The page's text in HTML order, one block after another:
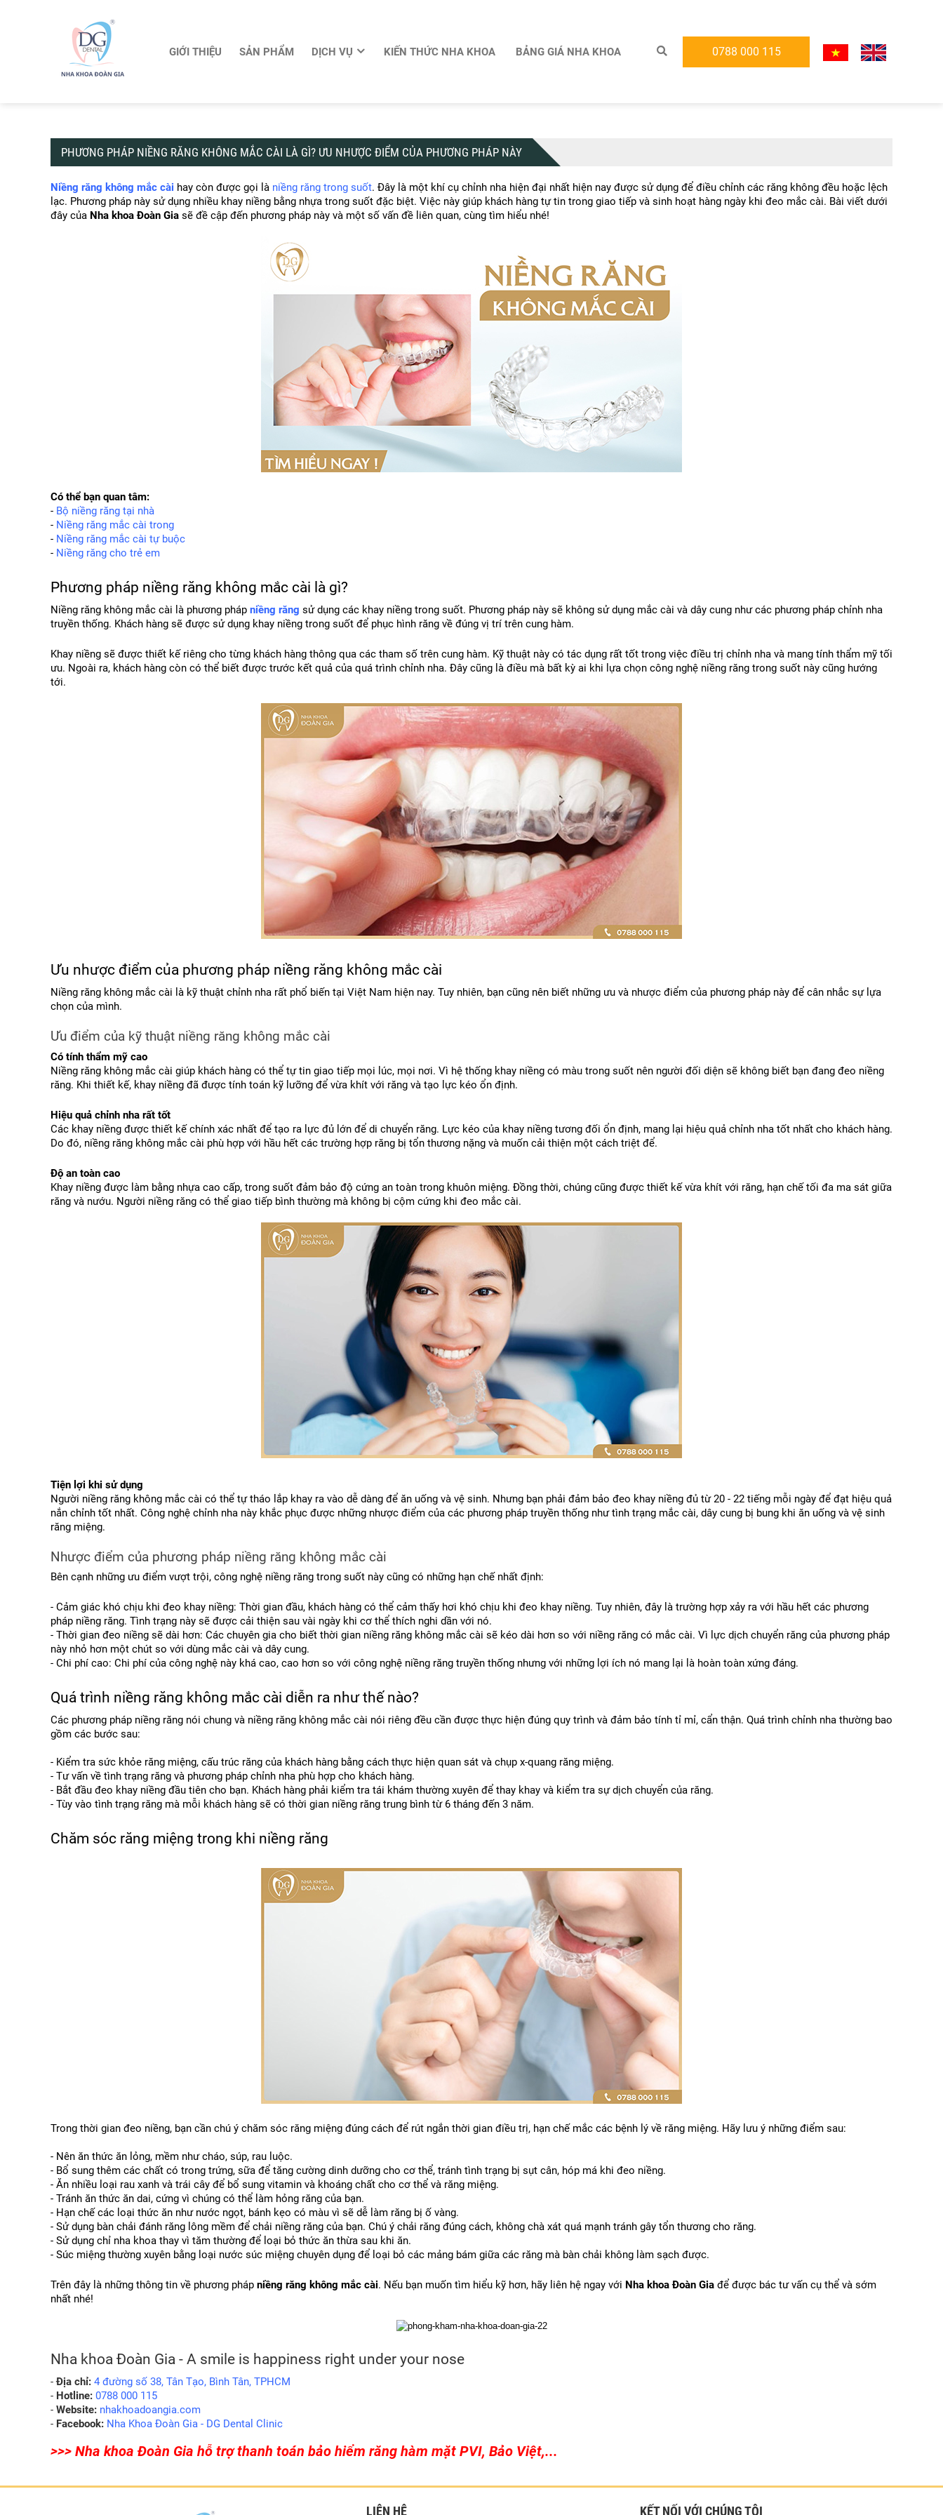
GIỚI THIỆU SẢN PHẨM DỊCH VỤ KIẾN THỨC NHA KHOA BẢNG GIÁ NHA KHOA 0788 000 115
PHƯƠNG PHÁP NIỀNG RĂNG KHÔNG MẮC CÀI LÀ GÌ? ƯU NHƯỢC ĐIỂM CỦA PHƯƠNG PHÁP NÀY
Niềng răng không mắc cài hay còn được gọi là niềng răng trong suốt. Đây là một khí cụ chỉnh nha hiện đại nhất hiện nay được sử dụng để điều chỉnh các răng không đều hoặc lệch
lạc. Phương pháp này sử dụng nhiều khay niềng bằng nhựa trong suốt đặc biệt. Việc này giúp khách hàng tự tin trong giao tiếp và sinh hoạt hàng ngày khi đeo mắc cài. Bài viết dưới
đây của Nha khoa Đoàn Gia sẽ đề cập đến phương pháp này và một số vấn đề liên quan, cùng tìm hiểu nhé!
Có thể bạn quan tâm:
- Bộ niềng răng tại nhà
- Niềng răng mắc cài trong
- Niềng răng mắc cài tự buộc
- Niềng răng cho trẻ em
Phương pháp niềng răng không mắc cài là gì?
Niềng răng không mắc cài là phương pháp niềng răng sử dụng các khay niềng trong suốt. Phương pháp này sẽ không sử dụng mắc cài và dây cung như các phương pháp chỉnh nha
truyền thống. Khách hàng sẽ được sử dụng khay niềng trong suốt để phục hình răng về đúng vị trí trên cung hàm.
Khay niềng sẽ được thiết kế riêng cho từng khách hàng thông qua các tham số trên cung hàm. Kỹ thuật này có tác dụng rất tốt trong việc điều trị chỉnh nha và mang tính thẩm mỹ tối
ưu. Ngoài ra, khách hàng còn có thể biết được trước kết quả của quá trình chỉnh nha. Đây cũng là điều mà bất kỳ ai khi lựa chọn công nghệ niềng răng trong suốt này cũng hướng
tới.
Ưu nhược điểm của phương pháp niềng răng không mắc cài
Niềng răng không mắc cài là kỹ thuật chỉnh nha rất phổ biến tại Việt Nam hiện nay. Tuy nhiên, bạn cũng nên biết những ưu và nhược điểm của phương pháp này để cân nhắc sự lựa
chọn của mình.
Ưu điểm của kỹ thuật niềng răng không mắc cài
Có tính thẩm mỹ cao
Niềng răng không mắc cài giúp khách hàng có thể tự tin giao tiếp mọi lúc, mọi nơi. Vì hệ thống khay niềng có màu trong suốt nên người đối diện sẽ không biết bạn đang đeo niềng
răng. Khi thiết kế, khay niềng đã được tính toán kỹ lưỡng để vừa khít với răng và tạo lực kéo ổn định.
Hiệu quả chỉnh nha rất tốt
Các khay niềng được thiết kế chính xác nhất để tạo ra lực đủ lớn để di chuyển răng. Lực kéo của khay niềng tương đối ổn định, mang lại hiệu quả chỉnh nha tốt nhất cho khách hàng.
Do đó, niềng răng không mắc cài phù hợp với hầu hết các trường hợp răng bị tổn thương nặng và muốn cải thiện một cách triệt để.
Độ an toàn cao
Khay niềng được làm bằng nhựa cao cấp, trong suốt đảm bảo độ cứng an toàn trong khuôn miệng. Đồng thời, chúng cũng được thiết kế vừa khít với răng, hạn chế tối đa ma sát giữa
răng và nướu. Người niềng răng có thể giao tiếp bình thường mà không bị cộm cứng khi đeo mắc cài.
Tiện lợi khi sử dụng
Người niềng răng không mắc cài có thể tự tháo lắp khay ra vào dễ dàng để ăn uống và vệ sinh. Nhưng bạn phải đảm bảo đeo khay niềng đủ từ 20 - 22 tiếng mỗi ngày để đạt hiệu quả
nắn chỉnh tốt nhất. Công nghệ chỉnh nha này khắc phục được những nhược điểm của các phương pháp truyền thống như tình trạng mắc cài, dây cung bị bung khi ăn uống và vệ sinh
răng miệng.
Nhược điểm của phương pháp niềng răng không mắc cài
Bên cạnh những ưu điểm vượt trội, công nghệ niềng răng trong suốt này cũng có những hạn chế nhất định:
- Cảm giác khó chịu khi đeo khay niềng: Thời gian đầu, khách hàng có thể cảm thấy hơi khó chịu khi đeo khay niềng. Tuy nhiên, đây là trường hợp xảy ra với hầu hết các phương
pháp niềng răng. Tình trạng này sẽ được cải thiện sau vài ngày khi cơ thể thích nghi dần với nó.
- Thời gian đeo niềng sẽ dài hơn: Các chuyên gia cho biết thời gian niềng răng không mắc cài sẽ kéo dài hơn so với niềng răng có mắc cài. Vì lực dịch chuyển răng của phương pháp
này nhỏ hơn một chút so với dùng mắc cài và dây cung.
- Chi phí cao: Chi phí của công nghệ này khá cao, cao hơn so với công nghệ niềng răng truyền thống nhưng với những lợi ích nó mang lại là hoàn toàn xứng đáng.
Quá trình niềng răng không mắc cài diễn ra như thế nào?
Các phương pháp niềng răng nói chung và niềng răng không mắc cài nói riêng đều cần được thực hiện đúng quy trình và đảm bảo tính tỉ mỉ, cẩn thận. Quá trình chỉnh nha thường bao
gồm các bước sau:
- Kiểm tra sức khỏe răng miệng, cấu trúc răng của khách hàng bằng cách thực hiện quan sát và chụp x-quang răng miệng.
- Tư vấn về tình trạng răng và phương pháp chỉnh nha phù hợp cho khách hàng.
- Bắt đầu đeo khay niềng đầu tiên cho bạn. Khách hàng phải kiểm tra tái khám thường xuyên để thay khay và kiểm tra sự dịch chuyển của răng.
- Tùy vào tình trạng răng mà mỗi khách hàng sẽ có thời gian niềng răng trung bình từ 6 tháng đến 3 năm.
Chăm sóc răng miệng trong khi niềng răng
Trong thời gian đeo niềng, bạn cần chú ý chăm sóc răng miệng đúng cách để rút ​​ngắn thời gian điều trị, hạn chế mắc các bệnh lý về răng miệng. Hãy lưu ý những điểm sau:
- Nên ăn thức ăn lỏng, mềm như cháo, súp, rau luộc.
- Bổ sung thêm các chất có trong trứng, sữa để tăng cường dinh dưỡng cho cơ thể, tránh tình trạng bị sụt cân, hóp má khi đeo niềng.
- Ăn nhiều loại rau xanh và trái cây để bổ sung vitamin và khoáng chất cho cơ thể và răng miệng.
- Tránh ăn thức ăn dai, cứng vì chúng có thể làm hỏng răng của bạn.
- Hạn chế các loại thức ăn như nước ngọt, bánh kẹo có màu vì sẽ dễ làm răng bị ố vàng.
- Sử dụng bàn chải đánh răng lông mềm để chải niềng răng của bạn. Chú ý chải răng đúng cách, không chà xát quá mạnh tránh gây tổn thương cho răng.
- Sử dụng chỉ nha khoa thay vì tăm thường để loại bỏ thức ăn thừa sau khi ăn.
- Súc miệng thường xuyên bằng loại nước súc miệng chuyên dụng để loại bỏ các mảng bám giữa các răng mà bàn chải không làm sạch được.
Trên đây là những thông tin về phương pháp niềng răng không mắc cài. Nếu bạn muốn tìm hiểu kỹ hơn, hãy liên hệ ngay với Nha khoa Đoàn Gia để được bác tư vấn cụ thể và sớm
nhất nhé!
Nha khoa Đoàn Gia - A smile is happiness right under your nose
- Địa chỉ: 4 đường số 38, Tân Tạo, Bình Tân, TPHCM
- Hotline: 0788 000 115
- Website: nhakhoadoangia.com
- Facebook: Nha Khoa Đoàn Gia - DG Dental Clinic
>>> Nha khoa Đoàn Gia hỗ trợ thanh toán bảo hiểm răng hàm mặt PVI, Bảo Việt,...
LIÊN HỆ KẾT NỐI VỚI CHÚNG TÔI